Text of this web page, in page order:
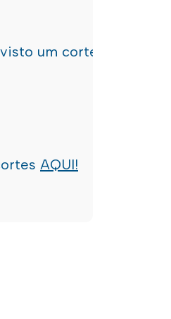
um corte de água
AQUI!